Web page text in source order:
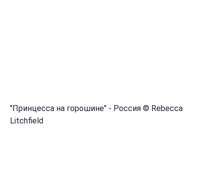
"Принцесса на горошине" - Россия © Rebecca
Litchfield